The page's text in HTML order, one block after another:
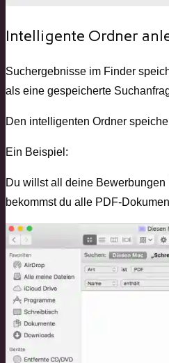
Intelligente Ordner
Suchergebnisse im Finder
als eine gespeicherte
Den intelligenten Ordner
Ein Beispiel:
Du willst all deine
bekommst du alle PDF-